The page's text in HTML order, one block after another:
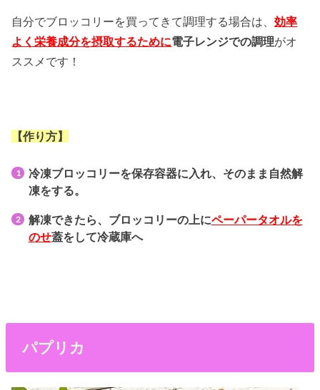
自分でブロッコリーを買ってきて調理する場合は、効率
よく栄養成分を摂取するために電子レンジでの調理がオ
ススメです！
【作り方】
冷凍ブロッコリーを保存容器に入れ、そのまま自然解
凍をする。
解凍できたら、ブロッコリーの上にペーパータオルを
のせ蓋をして冷蔵庫へ
パプリカ